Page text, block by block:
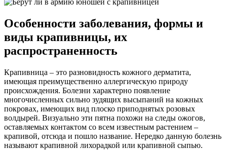
Особенности заболевания, формы и
виды крапивницы, их
распространенность
Крапивница – это разновидность кожного дерматита,
имеющая преимущественно аллергическую природу
происхождения. Болезни характерно появление
многочисленных сильно зудящих высыпаний на кожных
покровах, имеющих вид плоско приподнятых розовых
волдырей. Визуально эти пятна похожи на следы ожогов,
оставляемых контактом со всем известным растением –
крапивой, отсюда и пошло название. Нередко данную болезнь
называют крапивной лихорадкой или крапивной сыпью.